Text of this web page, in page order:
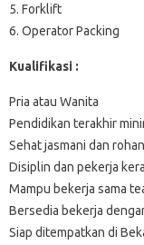
5. Forklift
6. Operator Packing
Kualifikasi :
Pria atau Wanita
Pendidikan terakhir
Sehat jasmani dan
Disiplin dan pekerja
Mampu bekerja sama
Bersedia bekerja
Siap ditempatkan di